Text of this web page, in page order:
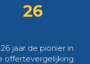
26
jaar de pionier in
offertevergelijking